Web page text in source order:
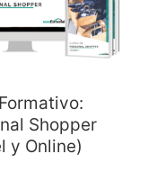
Shopper
y Online)